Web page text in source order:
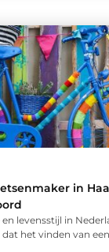
in
en levensstijl in
het vinden van